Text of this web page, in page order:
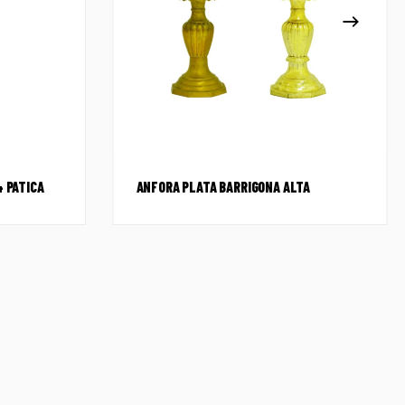
PATICA ANFORA PLATA BARRIGONA ALTA